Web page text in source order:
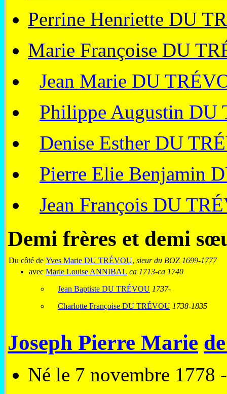
Perrine Henriette DU
Marie Françoise DU
Jean Marie DU
Philippe Augustin DU
Denise Esther DU
Pierre Elie Benjamin
Jean François DU
Demi frères et demi
Du côté de Yves Marie DU TRÉVOU, sieur du BOZ 1699-1777
avec Marie Louise ANNIBAL ca 1713-ca 1740
Jean Baptiste DU TRÉVOU 1737-
Charlotte Françoise DU TRÉVOU 1738-1835
Joseph Pierre Marie
Né le 7 novembre 1778